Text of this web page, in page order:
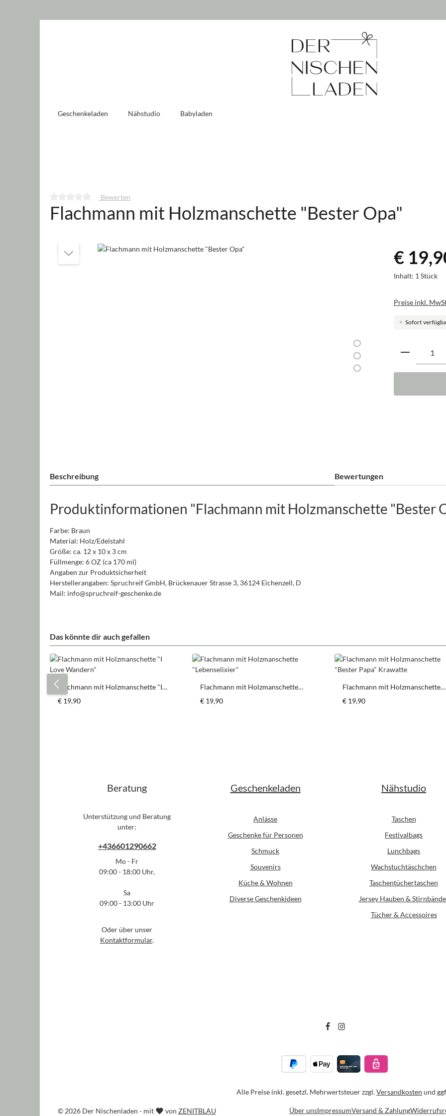
Geschenkeladen Nähstudio Babyladen
Durchschnittliche Bewertung von 0 von 5 Sternen
Bewerten
Flachmann mit Holzmanschette "Bester Opa"
Bildergalerie überspringen €
Inhalt: 1 Stück
Preise inkl.
Sofort
Produkt
Beschreibung Bewertungen
Produktinformationen "Flachmann mit Holzmanschette "Bester
Farbe: Braun
Material: Holz/Edelstahl
Größe: ca. 12 x 10 x 3 cm
Füllmenge: 6 OZ (ca 170 ml)
Angaben zur Produktsicherheit
Herstellerangaben: Spruchreif GmbH, Brückenauer Strasse 3, 36124 Eichenzell, D
Mail: info@spruchreif-geschenke.de
Das könnte dir auch gefallen
Produktgalerie überspringen
Flachmann mit Holzmanschette "I
Love Wandern"
Regulärer Preis:
€ 19,90
Flachmann mit Holzmanschette
Regulärer Preis:
€ 19,90
Flachmann mit Holzmanschette
Regulärer Preis:
€ 19,90
Beratung
Unterstützung und Beratung
unter:
+436601290662
Mo - Fr
09:00 - 18:00 Uhr,
Sa
09:00 - 13:00 Uhr
Oder über unser
Kontaktformular.
Geschenkeladen
Anlässe
Geschenke für Personen
Schmuck
Souvenirs
Küche & Wohnen
Diverse Geschenkideen
Nähstudio
Taschen
Festivalbags
Lunchbags
Wachstuchtäschchen
Taschentüchertaschen
Jersey Hauben &
Tücher & Accessoires
Alle Preise inkl. gesetzl. Mehrwertsteuer zzgl.Versandkosten und
© 2026 Der Nischenladen - mit von ZENITBLAU Über unsImpressumVersand & Zahlung